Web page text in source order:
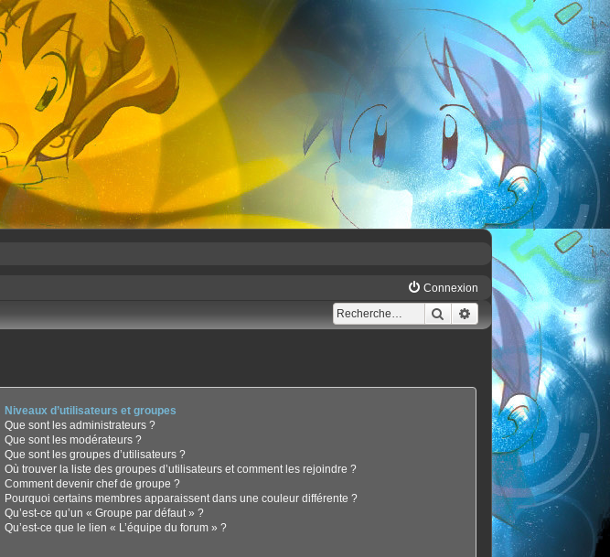
Connexion
RechercherRecherche avancée
Niveaux d’utilisateurs et groupes
Que sont les administrateurs ?
Que sont les modérateurs ?
Que sont les groupes d’utilisateurs ?
Où trouver la liste des groupes d’utilisateurs et comment les rejoindre ?
Comment devenir chef de groupe ?
Pourquoi certains membres apparaissent dans une couleur différente ?
Qu’est-ce qu’un « Groupe par défaut » ?
Qu’est-ce que le lien « L’équipe du forum » ?